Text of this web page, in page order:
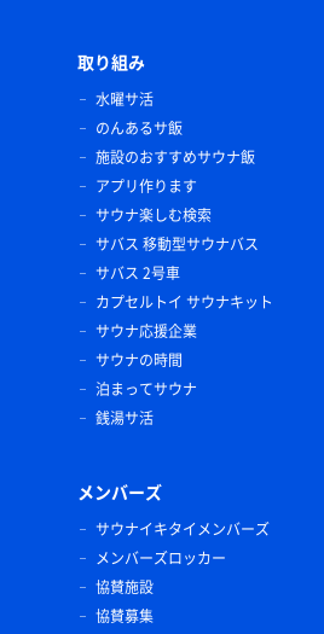
取り組み
水曜サ活
のんあるサ飯
施設のおすすめサウナ飯
アプリ作ります
サウナ楽しむ検索
サバス 移動型サウナバス
サバス 2号車
カプセルトイ サウナキット
サウナ応援企業
サウナの時間
泊まってサウナ
銭湯サ活
メンバーズ
サウナイキタイメンバーズ
メンバーズロッカー
協賛施設
協賛募集